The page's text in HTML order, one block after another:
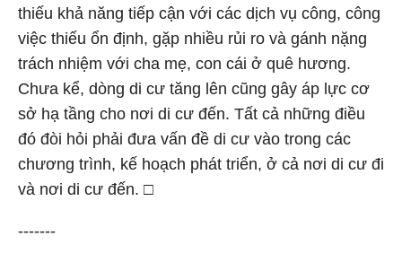
thiếu khả năng tiếp cận với các dịch vụ công, công
việc thiếu ổn định, gặp nhiều rủi ro và gánh nặng
trách nhiệm với cha mẹ, con cái ở quê hương.
Chưa kể, dòng di cư tăng lên cũng gây áp lực cơ
sở hạ tầng cho nơi di cư đến. Tất cả những điều
đó đòi hỏi phải đưa vấn đề di cư vào trong các
chương trình, kế hoạch phát triển, ở cả nơi di cư đi
và nơi di cư đến. □
-------